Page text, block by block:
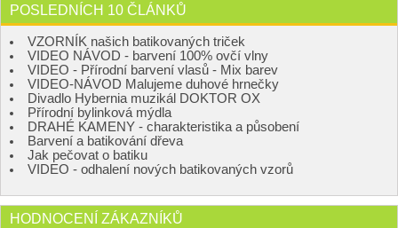
POSLEDNÍCH 10 ČLÁNKŮ
VZORNÍK našich batikovaných triček
VIDEO NÁVOD - barvení 100% ovčí vlny
VIDEO - Přírodní barvení vlasů - Mix barev
VIDEO-NÁVOD Malujeme duhové hrnečky
Divadlo Hybernia muzikál DOKTOR OX
Přírodní bylinková mýdla
DRAHÉ KAMENY - charakteristika a působení
Barvení a batikování dřeva
Jak pečovat o batiku
VIDEO - odhalení nových batikovaných vzorů
HODNOCENÍ ZÁKAZNÍKŮ